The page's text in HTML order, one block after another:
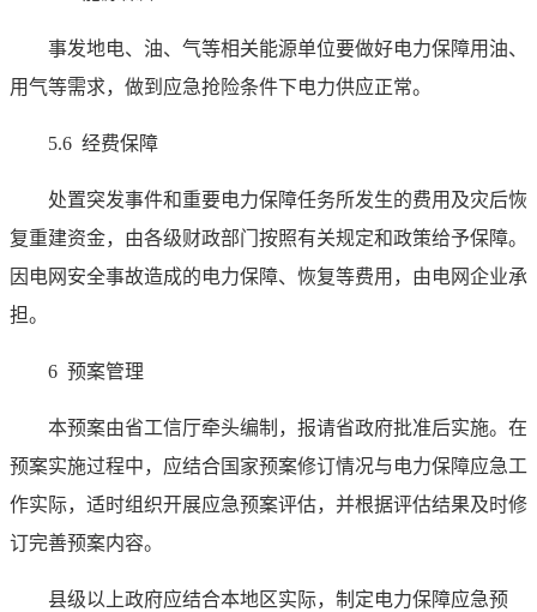
事发地电、油、气等相关能源单位要做好电力保障用油、
用气等需求，做到应急抢险条件下电力供应正常。
5.6 经费保障
处置突发事件和重要电力保障任务所发生的费用及灾后恢
复重建资金，由各级财政部门按照有关规定和政策给予保障。
因电网安全事故造成的电力保障、恢复等费用，由电网企业承
担。
6 预案管理
本预案由省工信厅牵头编制，报请省政府批准后实施。在
预案实施过程中，应结合国家预案修订情况与电力保障应急工
作实际，适时组织开展应急预案评估，并根据评估结果及时修
订完善预案内容。
县级以上政府应结合本地区实际，制定电力保障应急预